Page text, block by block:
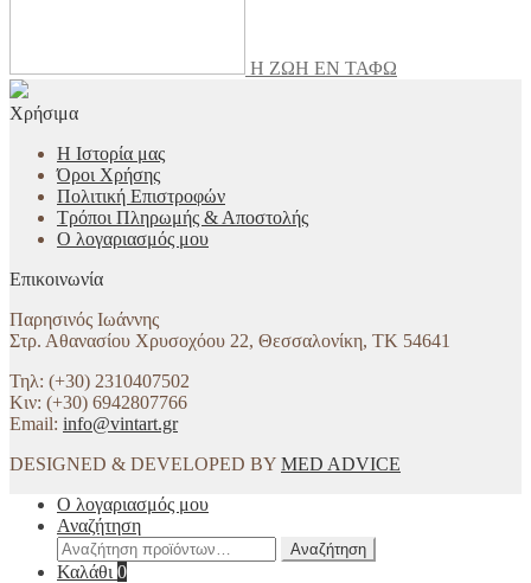
Η ΖΩΗ ΕΝ ΤΑΦΩ
Χρήσιμα
Η Ιστορία μας
Όροι Χρήσης
Πολιτική Επιστροφών
Τρόποι Πληρωμής & Αποστολής
Ο λογαριασμός μου
Επικοινωνία
Παρησινός Ιωάννης
Στρ. Αθανασίου Χρυσοχόου 22, Θεσσαλονίκη, ΤΚ 54641
Τηλ: (+30) 2310407502
Κιν: (+30) 6942807766
Email: info@vintart.gr
DESIGNED & DEVELOPED BY MED ADVICE
Ο λογαριασμός μου
Αναζήτηση
Αναζήτηση
για:
Αναζήτηση
Καλάθι 0